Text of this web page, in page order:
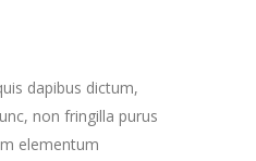
dapibus dictum,
non fringilla purus
elementum